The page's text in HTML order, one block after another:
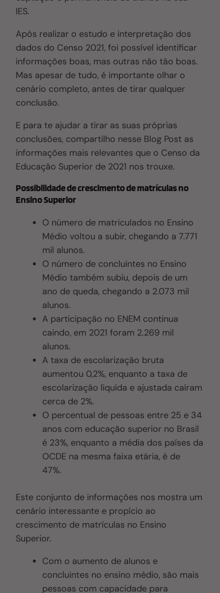
IES.
Após realizar o estudo e interpretação dos
dados do Censo 2021, foi possível identificar
informações boas, mas outras não tão boas.
Mas apesar de tudo, é importante olhar o
cenário completo, antes de tirar qualquer
conclusão.
E para te ajudar a tirar as suas próprias
conclusões, compartilho nesse Blog Post as
informações mais relevantes que o Censo da
Educação Superior de 2021 nos trouxe.
Possibilidade de crescimento de matrículas no
Ensino Superior
O número de matriculados no Ensino
Médio voltou a subir, chegando a 7.771
mil alunos.
O número de concluintes no Ensino
Médio também subiu, depois de um
ano de queda, chegando a 2.073 mil
alunos.
A participação no ENEM continua
caindo, em 2021 foram 2.269 mil
alunos.
A taxa de escolarização bruta
aumentou 0,2%, enquanto a taxa de
escolarização liquida e ajustada caíram
cerca de 2%.
O percentual de pessoas entre 25 e 34
anos com educação superior no Brasil
é 23%, enquanto a média dos países da
OCDE na mesma faixa etária, é de
47%.
Este conjunto de informações nos mostra um
cenário interessante e propício ao
crescimento de matrículas no Ensino
Superior.
Com o aumento de alunos e
concluintes no ensino médio, são mais
pessoas com capacidade para